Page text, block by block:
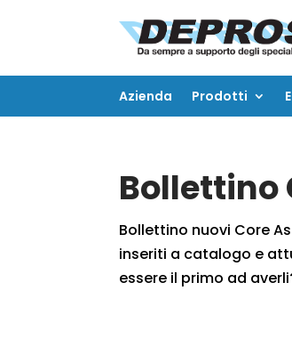
Azienda Prodotti
Azienda Prodotti
Bollettino
Bollettino nuovi Core
inseriti a catalogo e
essere il primo ad